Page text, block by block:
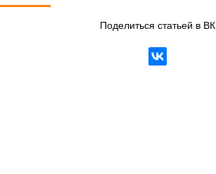
Поделиться статьей в ВК